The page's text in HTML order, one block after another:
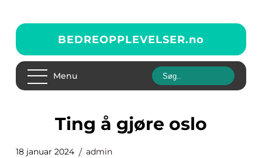
BEDREOPPLEVELSER.no
Menu
ting å gjøre oslo
18 januar 2024 admin